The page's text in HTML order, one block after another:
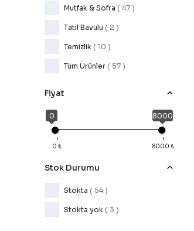
Mutfak & Sofra ( 47 )
Tatil Bavulu ( 2 )
Temizlik ( 10 )
Tüm Ürünler ( 57 )
Fiyat
0 8000
0 ₺ 8000 ₺
Stok Durumu
Stokta ( 54 )
Stokta yok ( 3 )